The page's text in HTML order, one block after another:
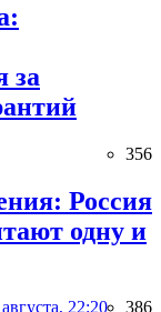
за
356
Россия
одну и
22:20 386